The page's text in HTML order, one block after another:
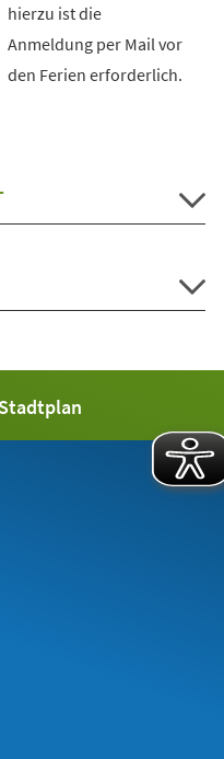
hierzu ist die
Anmeldung per Mail vor
den Ferien erforderlich.
Stadtplan